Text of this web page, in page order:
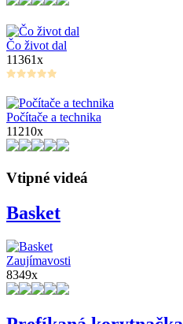
Čo život dal
11361x
Počítače a technika
11210x
Vtipné videá
Basket
Zaujímavosti
8349x